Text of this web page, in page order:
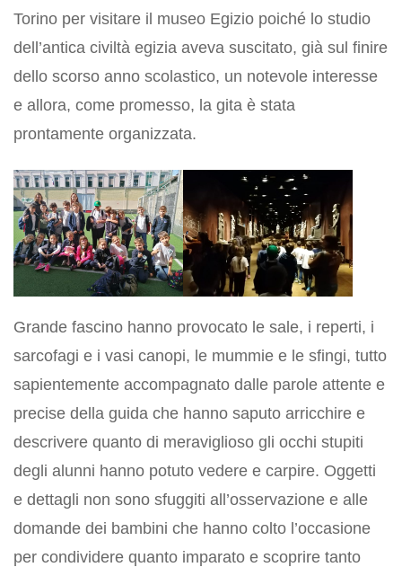
Torino per visitare il museo Egizio poiché lo studio
dell’antica civiltà egizia aveva suscitato, già sul finire
dello scorso anno scolastico, un notevole interesse
e allora, come promesso, la gita è stata
prontamente organizzata.
Grande fascino hanno provocato le sale, i reperti, i
sarcofagi e i vasi canopi, le mummie e le sfingi, tutto
sapientemente accompagnato dalle parole attente e
precise della guida che hanno saputo arricchire e
descrivere quanto di meraviglioso gli occhi stupiti
degli alunni hanno potuto vedere e carpire. Oggetti
e dettagli non sono sfuggiti all’osservazione e alle
domande dei bambini che hanno colto l’occasione
per condividere quanto imparato e scoprire tanto